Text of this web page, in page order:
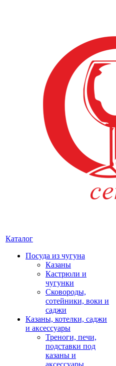
Каталог
Посуда из чугуна
Казаны
Кастрюли и
чугунки
Сковороды,
сотейники, воки и
саджи
Казаны, котелки, саджи
и аксессуары
Треноги, печи,
подставки под
казаны и
аксессуары